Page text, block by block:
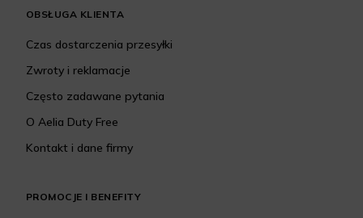
OBSŁUGA KLIENTA
Czas dostarczenia przesyłki
Zwroty i reklamacje
Często zadawane pytania
O Aelia Duty Free
Kontakt i dane firmy
PROMOCJE I BENEFITY